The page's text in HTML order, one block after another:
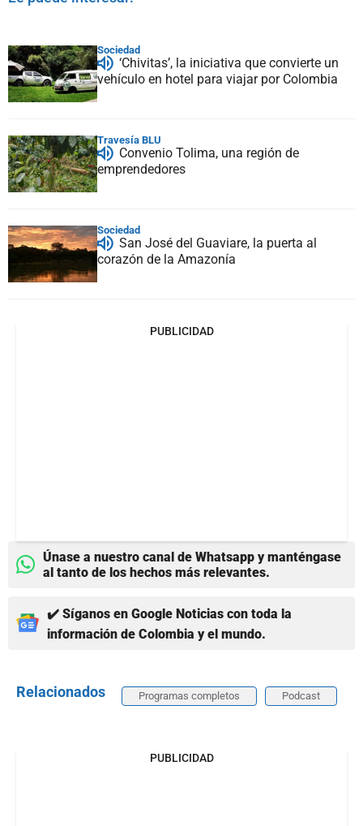
Sociedad
‘Chivitas’, la iniciativa que convierte un
vehículo en hotel para viajar por Colombia
Travesía BLU
Convenio Tolima, una región de
emprendedores
Sociedad
San José del Guaviare, la puerta al
corazón de la Amazonía
PUBLICIDAD
Únase a nuestro canal de Whatsapp y manténgase
al tanto de los hechos más relevantes.
✔️ Síganos en Google Noticias con toda la
información de Colombia y el mundo.
Relacionados Programas completos Podcast
PUBLICIDAD